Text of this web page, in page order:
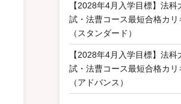
【2028年4月入学目標】法科
試・法曹コース最短合格カリ
（スタンダード）
【2028年4月入学目標】法科
試・法曹コース最短合格カリ
（アドバンス）